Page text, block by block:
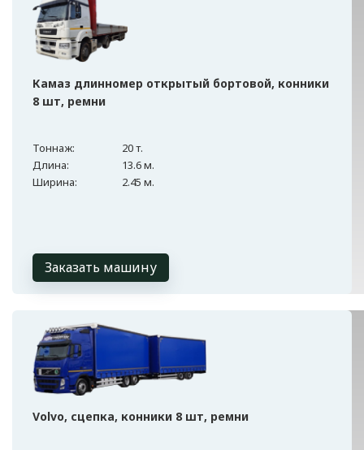
Камаз длинномер открытый бортовой, конники
8 шт, ремни
Тоннаж:
20 т.
Длина:
13.6 м.
Ширина:
2.45 м.
Заказать машину
Volvo, сцепка, конники 8 шт, ремни